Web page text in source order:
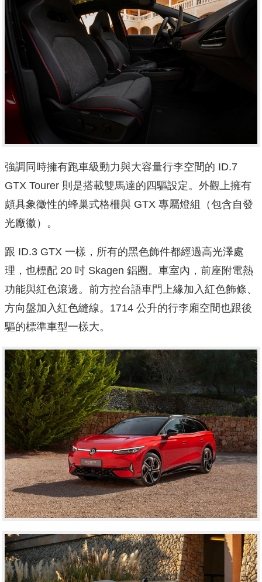
強調同時擁有跑車級動力與大容量行李空間的 ID.7
GTX Tourer 則是搭載雙馬達的四驅設定。外觀上擁有
頗具象徵性的蜂巢式格柵與 GTX 專屬燈組（包含自發
光廠徽）。
跟 ID.3 GTX 一樣，所有的黑色飾件都經過高光澤處
理，也標配 20 吋 Skagen 鋁圈。車室內，前座附電熱
功能與紅色滾邊。前方控台語車門上緣加入紅色飾條、
方向盤加入紅色縫線。1714 公升的行李廂空間也跟後
驅的標準車型一樣大。